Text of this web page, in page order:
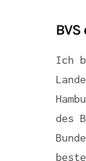
BVS
Ich
des